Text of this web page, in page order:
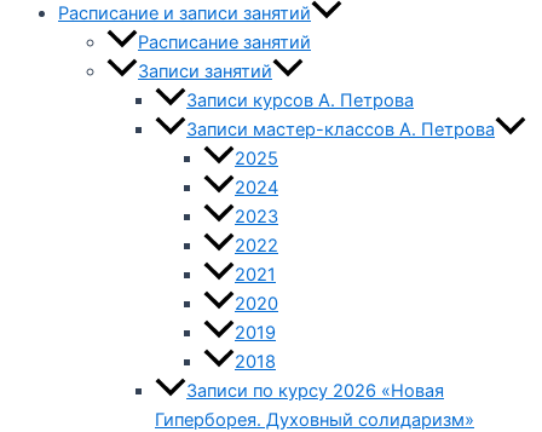
Расписание и записи занятий
Расписание занятий
Записи занятий
Записи курсов А. Петрова
Записи мастер-классов А. Петрова
2025
2024
2023
2022
2021
2020
2019
2018
Записи по курсу 2026 «Новая
Гиперборея. Духовный солидаризм»